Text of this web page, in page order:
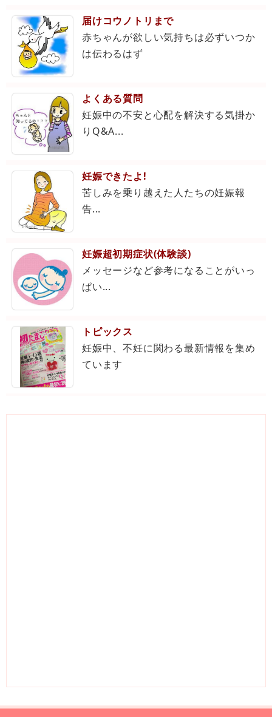
届けコウノトリまで
赤ちゃんが欲しい気持ちは必ずいつか
は伝わるはず
よくある質問
妊娠中の不安と心配を解決する気掛か
りQ&A...
妊娠できたよ!
苦しみを乗り越えた人たちの妊娠報
告...
妊娠超初期症状(体験談)
メッセージなど参考になることがいっ
ぱい...
トピックス
妊娠中、不妊に関わる最新情報を集め
ています